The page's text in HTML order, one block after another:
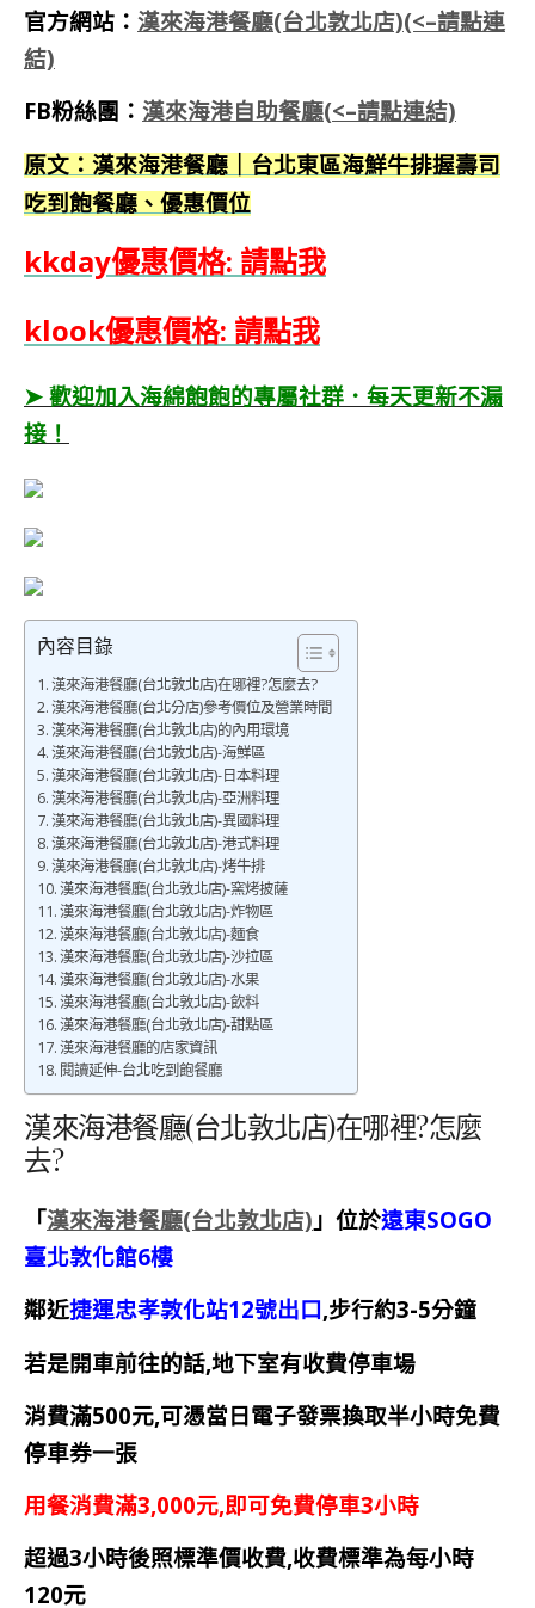
官方網站： 漢來海港餐廳(台北敦北店)(<–請點連
結)
FB粉絲團： 漢來海港自助餐廳(<–請點連結)
原文：漢來海港餐廳｜台北東區海鮮牛排握壽司
吃到飽餐廳、優惠價位
kkday優惠價格: 請點我
klook優惠價格: 請點我
➤ 歡迎加入海綿飽飽的專屬社群．每天更新不漏
接！
內容目錄
漢來海港餐廳(台北敦北店)在哪裡?怎麼去?
漢來海港餐廳(台北分店)參考價位及營業時間
漢來海港餐廳(台北敦北店)的內用環境
漢來海港餐廳(台北敦北店)-海鮮區
漢來海港餐廳(台北敦北店)-日本料理
漢來海港餐廳(台北敦北店)-亞洲料理
漢來海港餐廳(台北敦北店)-異國料理
漢來海港餐廳(台北敦北店)-港式料理
漢來海港餐廳(台北敦北店)-烤牛排
漢來海港餐廳(台北敦北店)-窯烤披薩
漢來海港餐廳(台北敦北店)-炸物區
漢來海港餐廳(台北敦北店)-麵食
漢來海港餐廳(台北敦北店)-沙拉區
漢來海港餐廳(台北敦北店)-水果
漢來海港餐廳(台北敦北店)-飲料
漢來海港餐廳(台北敦北店)-甜點區
漢來海港餐廳的店家資訊
閱讀延伸-台北吃到飽餐廳
漢來海港餐廳(台北敦北店)在哪裡?怎麼
去?
「漢來海港餐廳(台北敦北店) 」位於遠東SOGO
臺北敦化館6樓
鄰近捷運忠孝敦化站12號出口,步行約3-5分鐘
若是開車前往的話,地下室有收費停車場
消費滿500元,可憑當日電子發票換取半小時免費
停車券一張
用餐消費滿3,000元,即可免費停車3小時
超過3小時後照標準價收費,收費標準為每小時
120元